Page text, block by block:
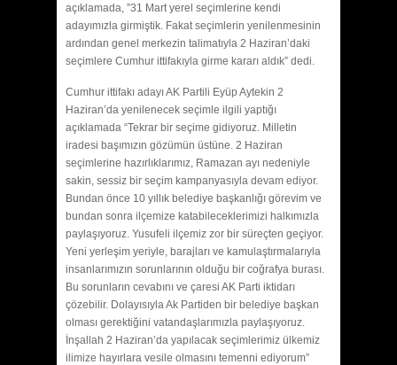
açıklamada, ”31 Mart yerel seçimlerine kendi
adayımızla girmiştik. Fakat seçimlerin yenilenmesinin
ardından genel merkezin talimatıyla 2 Haziran’daki
seçimlere Cumhur ittifakıyla girme kararı aldık” dedi.
Cumhur ittifakı adayı AK Partili Eyüp Aytekin 2
Haziran’da yenilenecek seçimle ilgili yaptığı
açıklamada “Tekrar bir seçime gidiyoruz. Milletin
iradesi başımızın gözümün üstüne. 2 Haziran
seçimlerine hazırlıklarımız, Ramazan ayı nedeniyle
sakin, sessiz bir seçim kampanyasıyla devam ediyor.
Bundan önce 10 yıllık belediye başkanlığı görevim ve
bundan sonra ilçemize katabileceklerimizi halkımızla
paylaşıyoruz. Yusufeli ilçemiz zor bir süreçten geçiyor.
Yeni yerleşim yeriyle, barajları ve kamulaştırmalarıyla
insanlarımızın sorunlarının olduğu bir coğrafya burası.
Bu sorunların cevabını ve çaresi AK Parti iktidarı
çözebilir. Dolayısıyla Ak Partiden bir belediye başkan
olması gerektiğini vatandaşlarımızla paylaşıyoruz.
İnşallah 2 Haziran’da yapılacak seçimlerimiz ülkemiz
ilimize hayırlara vesile olmasını temenni ediyorum”